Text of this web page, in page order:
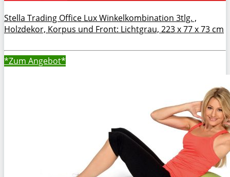
Stella Trading Office Lux Winkelkombination 3tlg. ,
Holzdekor, Korpus und Front: Lichtgrau, 223 x 77 x 73 cm
*Zum Angebot*